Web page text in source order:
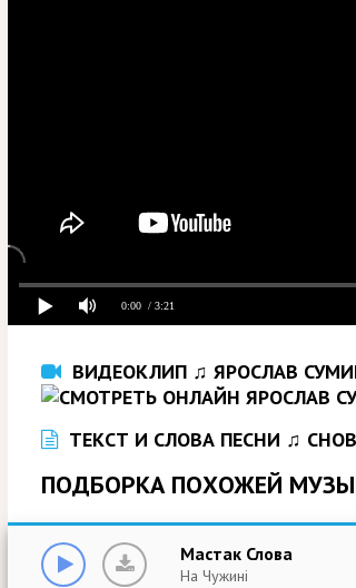
0:00 / 3:21
ВИДЕОКЛИП ♫ ЯРОСЛАВ
ТЕКСТ И СЛОВА ПЕСНИ ♫
ПОДБОРКА ПОХОЖЕЙ
Мастак Слова
На Чужині